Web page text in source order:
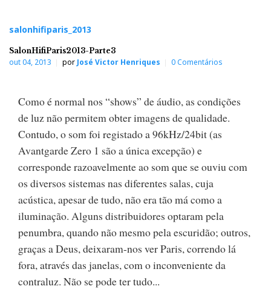
salonhifiparis_2013
SalonHifiParis2013-Parte3
out 04, 2013 por José Victor Henriques 0 Comentários
Como é normal nos “shows” de áudio, as condições
de luz não permitem obter imagens de qualidade.
Contudo, o som foi registado a 96kHz/24bit (as
Avantgarde Zero 1 são a única excepção) e
corresponde razoavelmente ao som que se ouviu com
os diversos sistemas nas diferentes salas, cuja
acústica, apesar de tudo, não era tão má como a
iluminação. Alguns distribuidores optaram pela
penumbra, quando não mesmo pela escuridão; outros,
graças a Deus, deixaram-nos ver Paris, correndo lá
fora, através das janelas, com o inconveniente da
contraluz. Não se pode ter tudo...